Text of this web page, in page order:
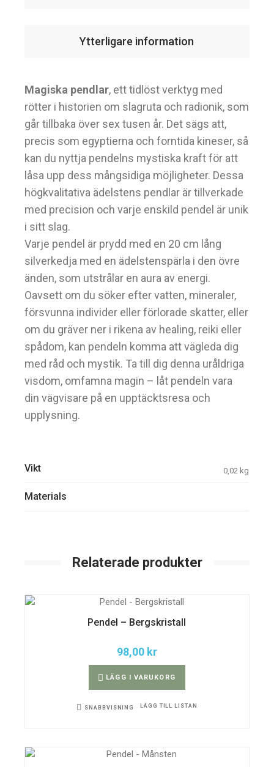
Ytterligare information
Magiska pendlar, ett tidlöst verktyg med
rötter i historien om slagruta och radionik, som
går tillbaka över sex tusen år. Det sägs att,
precis som egyptierna och forntida kineser, så
kan du nyttja pendelns mystiska kraft för att
låsa upp dess mångsidiga möjligheter. Dessa
högkvalitativa ädelstens pendlar är tillverkade
med precision och varje enskild pendel är unik
i sitt slag.
Varje pendel är prydd med en 20 cm lång
silverkedja med en ädelstenspärla i den övre
änden, som utstrålar en aura av energi.
Oavsett om du söker efter vatten, mineraler,
försvunna individer eller förlorade skatter, eller
om du gräver ner i rikena av healing, reiki eller
spådom, kan pendeln komma att vägleda dig
med råd och mystik. Ta till dig denna uråldriga
visdom, omfamna magin – låt pendeln vara
din vägvisare på en upptäcktsresa och
upplysning.
Vikt 0,02 kg
Materials
Relaterade produkter
Pendel – Bergskristall
98,00 kr
LÄGG I VARUKORG
har
varianter.
SNABBVISNING LÄGG TILL LISTAN